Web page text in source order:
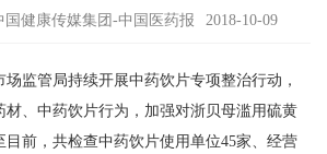
国健康传媒集团-中国医药报 2018-10-09
监管局持续开展中药饮片专项整治行动，
材、中药饮片行为，加强对浙贝母滥用硫黄
前，共检查中药饮片使用单位45家、经营